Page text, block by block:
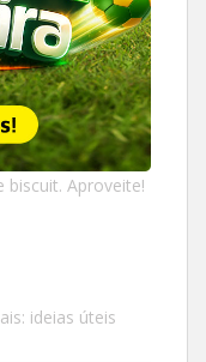
biscuit. Aproveite!
ideias úteis